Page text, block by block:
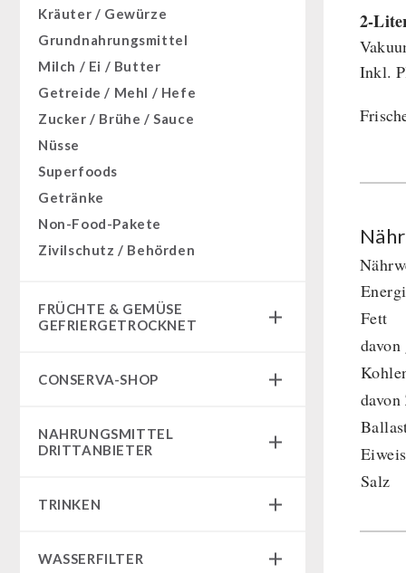
Kräuter / Gewürze
Grundnahrungsmittel
Milch / Ei / Butter
Getreide / Mehl / Hefe
Zucker / Brühe / Sauce
Nüsse
Superfoods
Getränke
Non-Food-Pakete
Zivilschutz / Behörden
FRÜCHTE & GEMÜSE
GEFRIERGETROCKNET
SicherSatt Früchte
CONSERVA-SHOP
Instant Gerichte
CONVAR-7 Tasting Boxes
Tiernahrung
NAHRUNGSMITTEL
DRITTANBIETER
Innova Pakete
TRINKEN
WASSERFILTER
2-
Inkl.
Fett
Salz